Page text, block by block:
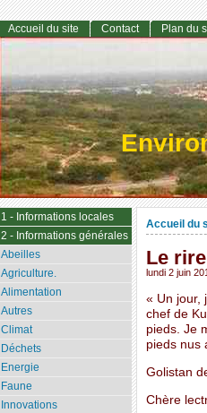
Accueil du
Le
lundi 2 juin
« Un jour,
chef de
pieds. Je
pieds nus
Golistan
Chère
Accueil du site Contact Plan du
1 - Informations locales
2 - Informations générales
Abeilles
Agriculture.
Alimentation
Autres
Climat
Déchets
Energie
Faune
Innovations